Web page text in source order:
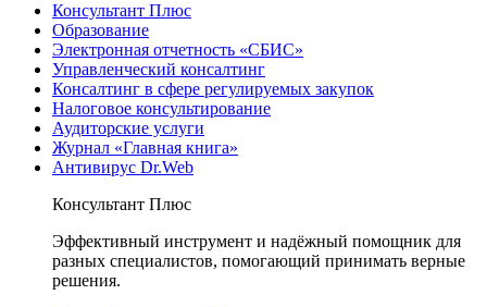
Консультант Плюс
Образование
Электронная отчетность «СБИС»
Управленческий консалтинг
Консалтинг в сфере регулируемых закупок
Налоговое консультирование
Аудиторские услуги
Журнал «Главная книга»
Антивирус Dr.Web
Консультант Плюс
Эффективный инструмент и надёжный помощник для
разных специалистов, помогающий принимать верные
решения.